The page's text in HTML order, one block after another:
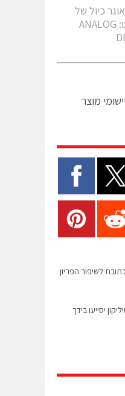
אוגר כיול של
MAX9979. קרדיט: ANALOG
מוצר
לשיפור הפריון
יסייעו בידך